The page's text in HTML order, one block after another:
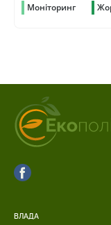
Моніторинг
ВЛАДА